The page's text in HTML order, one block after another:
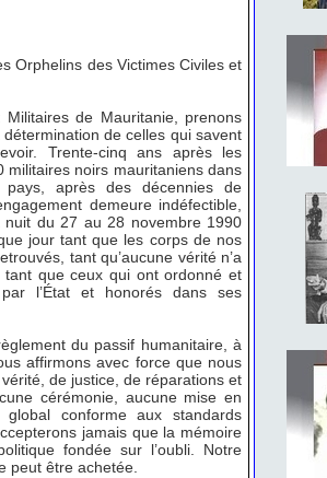
Orphelins des Victimes Civiles et
de Mauritanie, prenons
de celles qui savent
Trente-cinq ans après les
militaires noirs mauritaniens dans
après des décennies de
demeure indéfectible,
du 27 au 28 novembre 1990
jour tant que les corps de nos
tant qu’aucune vérité n’a
tant que ceux qui ont ordonné et
l’État et honorés dans ses
du passif humanitaire, à
affirmons avec force que nous
de justice, de réparations et
cérémonie, aucune mise en
conforme aux standards
jamais que la mémoire
fondée sur l’oubli. Notre
peut être achetée.